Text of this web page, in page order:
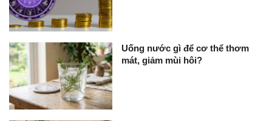
Uống nước gì để cơ thể thơm
mát, giảm mùi hôi?